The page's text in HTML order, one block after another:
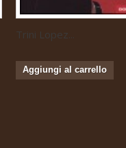
Trini Lopez...
Aggiungi al carrello